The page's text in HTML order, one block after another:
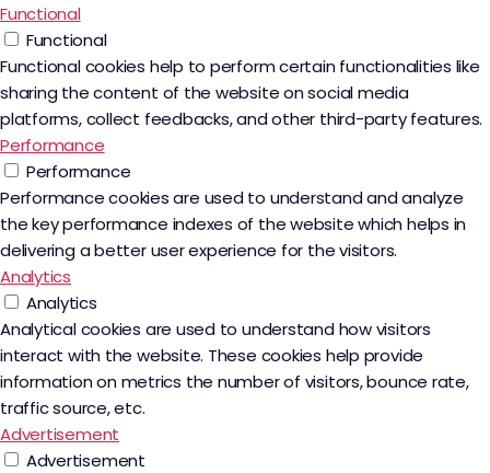
Functional
Functional
Functional cookies help to perform certain functionalities like
sharing the content of the website on social media
platforms, collect feedbacks, and other third-party features.
Performance
Performance
Performance cookies are used to understand and analyze
the key performance indexes of the website which helps in
delivering a better user experience for the visitors.
Analytics
Analytics
Analytical cookies are used to understand how visitors
interact with the website. These cookies help provide
information on metrics the number of visitors, bounce rate,
traffic source, etc.
Advertisement
Advertisement